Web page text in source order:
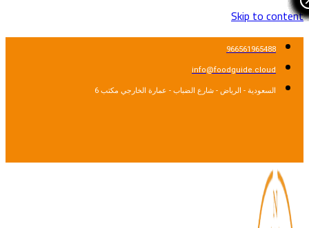
Skip to
966561965488
info@foodguide.cloud
السعودية - الرياض - شارع الضباب - عمارة الخارجي مكتب 6